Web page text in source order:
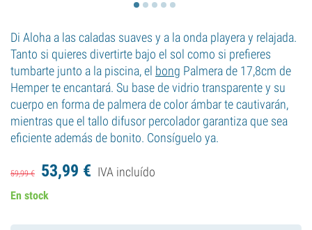
Di Aloha a las caladas suaves y a la onda playera y relajada.
Tanto si quieres divertirte bajo el sol como si prefieres
tumbarte junto a la piscina, el bong Palmera de 17,8cm de
Hemper te encantará. Su base de vidrio transparente y su
cuerpo en forma de palmera de color ámbar te cautivarán,
mientras que el tallo difusor percolador garantiza que sea
eficiente además de bonito. Consíguelo ya.
59,99€ 53,99 € IVA incluído
En stock